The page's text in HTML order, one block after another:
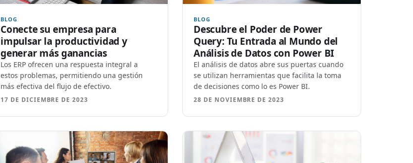
BLOG
Conecte su empresa para
impulsar la productividad y
generar más ganancias
Los ERP ofrecen una respuesta integral a
estos problemas, permitiendo una gestión
más efectiva del flujo de efectivo.
17 DE DICIEMBRE DE 2023
BLOG
Descubre el Poder de Power
Query: Tu Entrada al Mundo del
Análisis de Datos con Power BI
El análisis de datos abre sus puertas cuando
se utilizan herramientas que facilita la toma
de decisiones como lo es Power BI.
28 DE NOVIEMBRE DE 2023